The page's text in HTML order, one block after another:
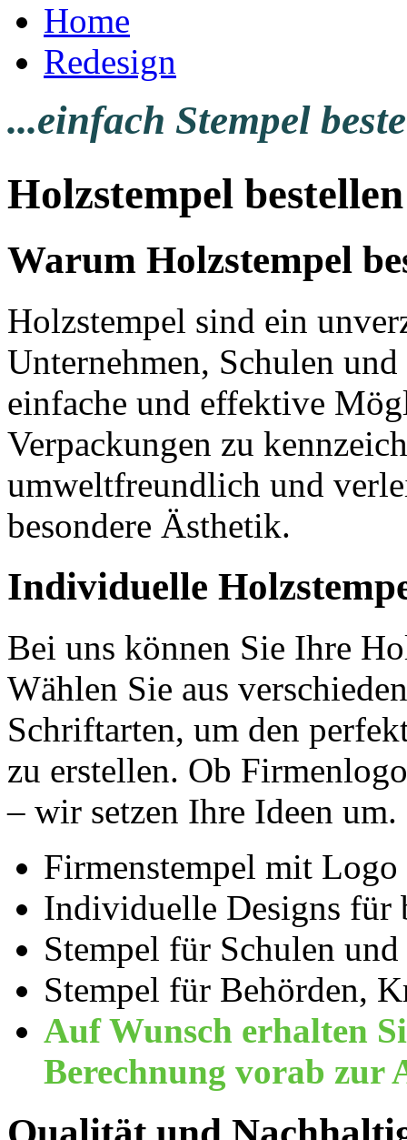
Home
Redesign
...einfach Stempel
Holzstempel bestellen
Warum Holzstempel
Holzstempel sind ein
Unternehmen, Schulen
einfache und effektive
Verpackungen zu
umweltfreundlich und
besondere Ästhetik.
Individuelle
Bei uns können Sie Ihre
Wählen Sie aus
Schriftarten, um den
zu erstellen. Ob
– wir setzen Ihre Ideen um.
Firmenstempel mit Logo
Individuelle Designs für
Stempel für Schulen
Stempel für Behörden,
Auf Wunsch erhalten
Berechnung vorab zur